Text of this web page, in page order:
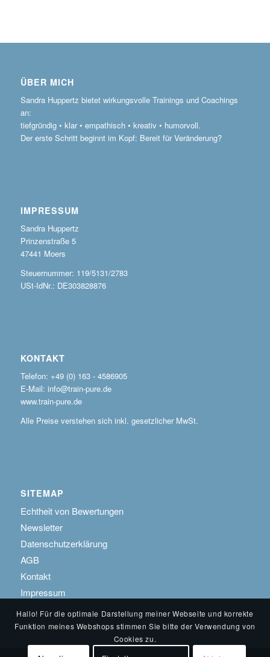
ÜBER MICH
Sandra Huppertz bietet wirkungsvolle Trainings und Coachings
an:
tiefgründig • klar • empathisch • kreativ • humorvoll.
Der erste Schritt beginnt im Kopf: Bereit für Veränderung?
IMPRESSUM
Sandra Huppertz
Prinzenstraße 5
47441 Moers
Steuernummer: 119/5131/2783
USt-IdNr.: DE303828876
KONTAKT
Telefon: +49 (0) 163 - 4586905
E-Mail: info@train-pure.de
www.train-pure.de
Alle Preise verstehen sich inkl. gesetzlicher MwSt.
SITEMAP
Echtheit von Bewertungen
Newsletter
Datenschutzerklärung
AGB
Kontakt
Impressum
Hallo! Für die optimale Darstellung meiner Webseite und korrekte
Funktion meines Webshops stimmen Sie bitte der Verwendung von
Cookies zu.